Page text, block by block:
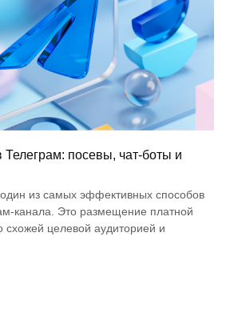
Телеграм: посевы, чат-боты и
из самых эффективных способов
канала. Это размещение платной
схожей целевой аудиторией и